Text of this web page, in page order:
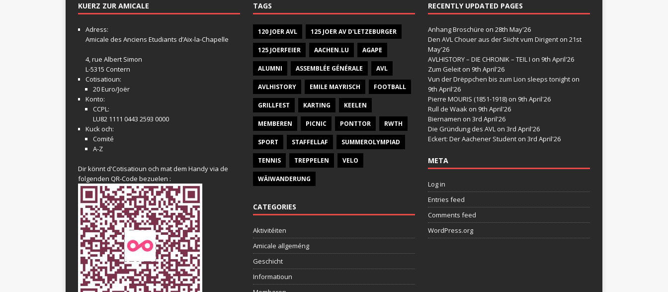
KUERZ ZUR AMICALE
Adress:
Amicale des Anciens Etudiants d’Aix-la-Chapelle
4, rue Albert Simon
L-5315 Contern
Cotisatioun:
20 Euro/Joër
Konto:
CCPL:
LU82 1111 0443 2593 0000
Kuck och:
Comité
A-Z
Dir könnt d'Cotisatioun och mat dem Handy via de
folgenden QR-Code bezuelen :
TAGS
120 JOER AVL 125 JOER AV D'LETZEBURGER
125 JOERFEIER AACHEN.LU AGAPE
ALUMNI ASSEMBLÉE GÉNÉRALE AVL
AVLHISTORY EMILE MAYRISCH FOOTBALL
GRILLFEST KARTING KEELEN
MEMBEREN PICNIC PONTTOR RWTH
SPORT STAFFELLAF SUMMEROLYMPIAD
TENNIS TREPPELEN VELO
WÄIWANDERUNG
CATEGORIES
Aktivitéiten
Amicale allgeméng
Geschicht
Informatioun
RECENTLY UPDATED PAGES
Anhang Broschüre on 28th May'26
Den AVL Chouer aus der Siicht vum Dirigenton 21st
May'26
AVLHISTORY – DIE CHRONIK – TEIL I on 9th April'26
Zum Geleiton 9th April'26
Vun der Drëppchen bis zum Lion sleeps tonighton
9th April'26
Pierre MOURIS (1851-1918)on 9th April'26
Rull de Waakon 9th April'26
Biernamen on 3rd April'26
Die Gründung des AVLon 3rd April'26
Eckert: Der Aachener Studenton 3rd April'26
META
Log in
Entries feed
Comments feed
WordPress.org